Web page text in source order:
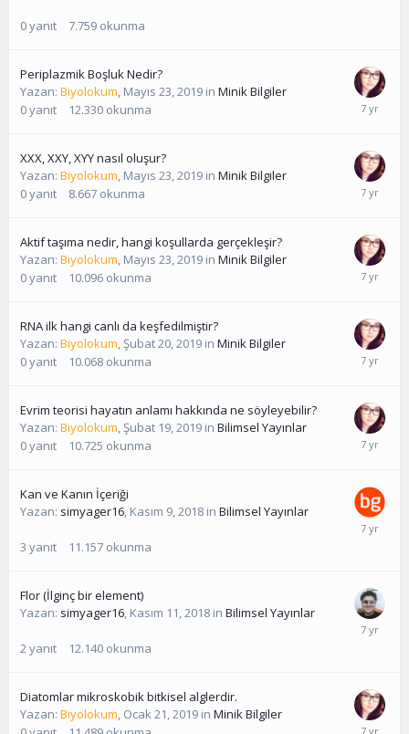
0yanıt 7.759 okunma
Periplazmik Boşluk Nedir?
Yazan: Biyolokum, Mayıs 23, 2019 in Minik Bilgiler
0yanıt 12.330 okunma
XXX, XXY, XYY nasıl oluşur?
Yazan: Biyolokum, Mayıs 23, 2019 in Minik Bilgiler
0yanıt 8.667 okunma
Aktif taşıma nedir, hangi koşullarda gerçekleşir?
Yazan: Biyolokum, Mayıs 23, 2019 in Minik Bilgiler
0yanıt 10.096 okunma
RNA ilk hangi canlı da keşfedilmiştir?
Yazan: Biyolokum,Şubat 20, 2019 in Minik Bilgiler
0yanıt 10.068 okunma
Evrim teorisi hayatın anlamı hakkında ne söyleyebilir?
Yazan: Biyolokum,Şubat 19, 2019 in Bilimsel Yayınlar
0yanıt 10.725 okunma
Kan ve Kanın İçeriği
Yazan: simyager16, Kasım 9, 2018 in Bilimsel Yayınlar
3 yanıt 11.157 okunma
Flor (İlginç bir element)
Yazan: simyager16, Kasım 11, 2018 in Bilimsel Yayınlar
2yanıt 12.140 okunma
Diatomlar mikroskobik bitkisel alglerdir.
Yazan: Biyolokum, Ocak 21, 2019 in Minik Bilgiler